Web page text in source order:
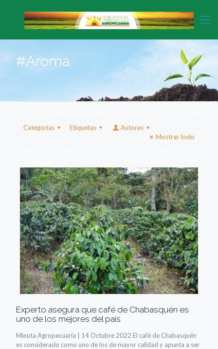
#Aroma
Categorias Etiquetas
Autores
Mostrar todo
Experto asegura que café de Chabasquén es
uno de los mejores del país
Minuta Agropecuaria | 14 Octubre 2022 El café de Chabasquén
es considerado como uno de los de mayor calidad y apunta a ser